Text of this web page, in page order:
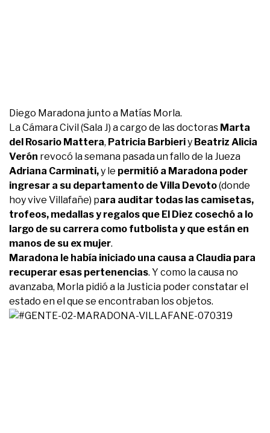
Diego Maradona junto a Matías Morla.
La Cámara Civil (Sala J) a cargo de las doctoras Marta
del Rosario Mattera, Patricia Barbieriy Beatriz Alicia
Verón revocó la semana pasada un fallo de la Jueza
Adriana Carminati,y le permitió a Maradona poder
ingresar a su departamento de Villa Devoto(donde
hoy vive Villafañe) para auditar todas las camisetas,
trofeos, medallas y regalos que El Diez cosechó a lo
largo de su carrera como futbolista y que están en
manos de su ex mujer.
Maradona le había iniciado una causa a Claudia para
recuperar esas pertenencias. Y como la causa no
avanzaba, Morla pidió a la Justicia poder constatar el
estado en el que se encontraban los objetos.